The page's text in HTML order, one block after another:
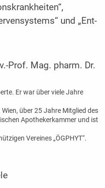
und „Ent­
Prof. Mag. pharm. Dr.
Er war über viele Jahre
über 25 Jahre Mitglied des
Apothekerkammer und ist
Vereines „ÖGPHYT“.